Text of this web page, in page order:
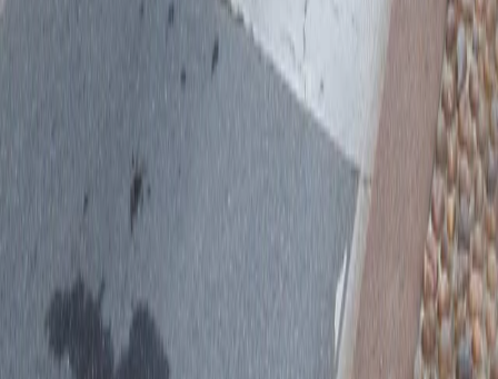
IT09677510969
Política de Cookies
Gestión de
Whistleblowing
Síguenos también aquí: